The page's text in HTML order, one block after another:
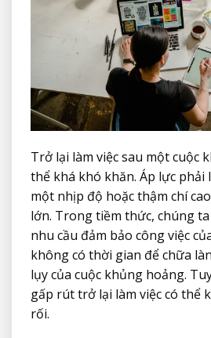
Trở lại làm việc sau một cuộc
thể khá khó khăn. Áp lực phải
một nhịp độ hoặc thậm chí
lớn. Trong tiềm thức, chúng
nhu cầu đảm bảo công việc
không có thời gian để chữa
lụy của cuộc khủng hoảng.
gấp rút trở lại làm việc có thể
rối.